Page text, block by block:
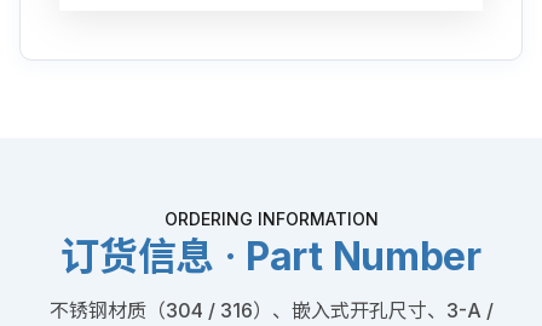
ORDERING INFORMATION
订货信息 · Part Number
不锈钢材质（304 / 316）、嵌入式开孔尺寸、3-A /